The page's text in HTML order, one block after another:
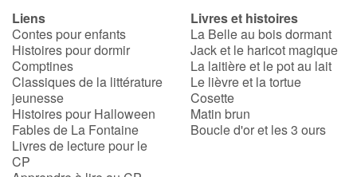
Liens
Contes pour enfants
Histoires pour dormir
Comptines
Classiques de la littérature
jeunesse
Histoires pour Halloween
Fables de La Fontaine
Livres de lecture pour le
CP
Livres et histoires
La Belle au bois dormant
Jack et le haricot magique
La laitière et le pot au lait
Le lièvre et la tortue
Cosette
Matin brun
Boucle d'or et les 3 ours